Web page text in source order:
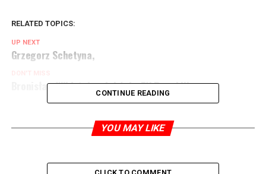
RELATED TOPICS:
UP NEXT
Grzegorz Schetyna,
Bronisław Wildstein odchází z TV Republika
Jaromír Piskoř
redaktor a editor polskodnes.cz
CONTINUE READING
YOU MAY LIKE